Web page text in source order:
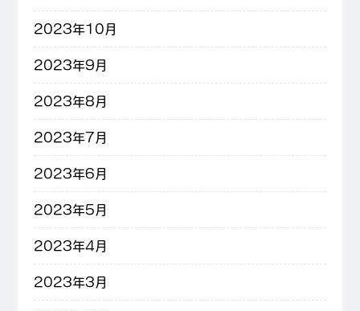
2023年10月
2023年9月
2023年8月
2023年7月
2023年6月
2023年5月
2023年4月
2023年3月